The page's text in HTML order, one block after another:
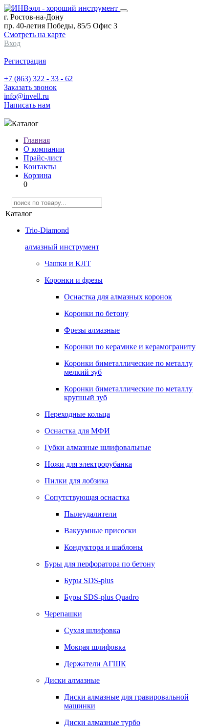
г. Ростов-на-Дону
пр. 40-летия Победы, 85/5 Офис 3
Смотреть на карте
Вход
Регистрация
+7 (863) 322 - 33 - 62
Заказать звонок
info@invell.ru
Написать нам
Каталог
Главная
О компании
Прайс-лист
Контакты
Корзина
0
Каталог
Trio-Diamond
алмазный инструмент
Чашки и КЛТ
Коронки и фрезы
Оснастка для алмазных коронок
Коронки по бетону
Фрезы алмазные
Коронки по керамике и керамограниту
Коронки биметаллические по металлу
мелкий зуб
Коронки биметаллические по металлу
крупный зуб
Переходные кольца
Оснастка для МФИ
Губки алмазные шлифовальные
Ножи для электрорубанка
Пилки для лобзика
Сопутствующая оснастка
Пылеудалители
Вакуумные присоски
Кондуктора и шаблоны
Буры для перфоратора по бетону
Буры SDS-plus
Буры SDS-plus Quadro
Черепашки
Сухая шлифовка
Мокрая шлифовка
Держатели АГШК
Диски алмазные
Диски алмазные для гравировальной
машинки
Диски алмазные турбо